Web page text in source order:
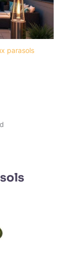
parasols